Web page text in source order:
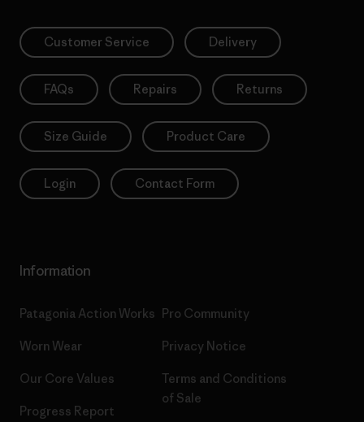
Customer Service Delivery
FAQs Repairs Returns
Size Guide Product Care
Login Contact Form
Information
Patagonia Action Works
Worn Wear
Our Core Values
Progress Report
Pro Community
Privacy Notice
Terms and Conditions
of Sale